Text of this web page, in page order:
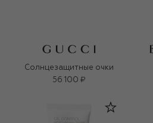
Солнцезащитные очки
56 100 ₽